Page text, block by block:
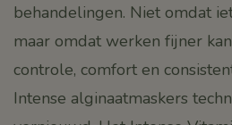
behandelingen. Niet omdat
maar omdat werken fijner
controle, comfort en
Intense alginaatmaskers